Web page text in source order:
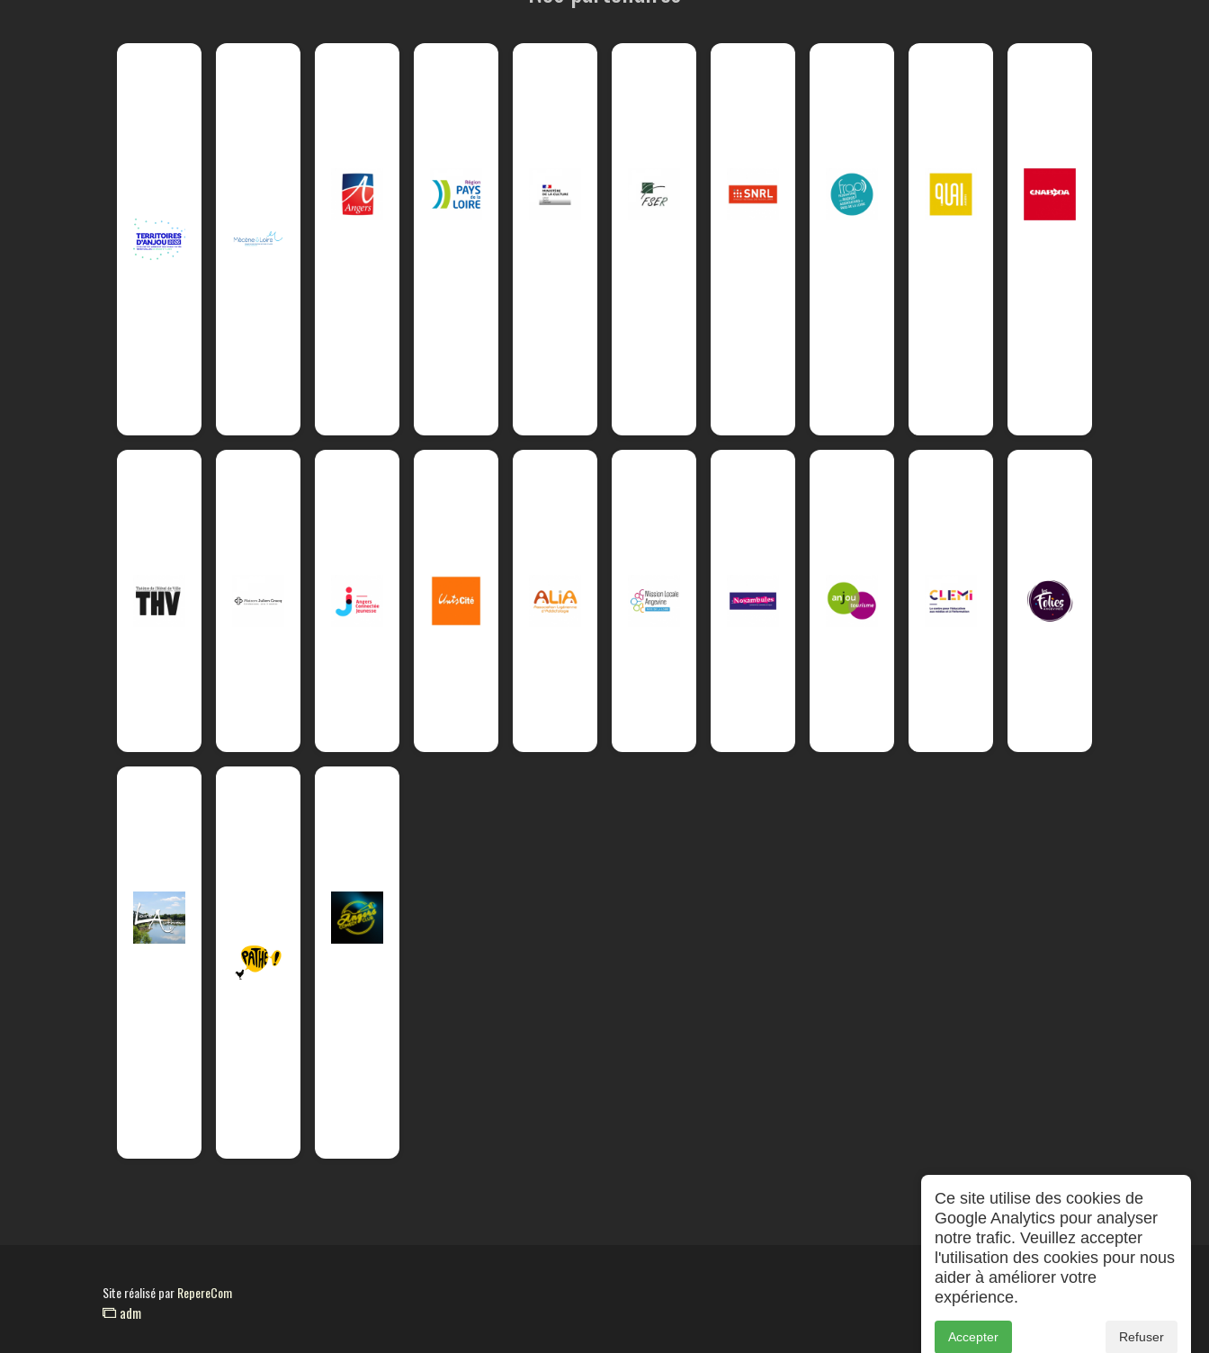
Site réalisé parRepereCom
adm
Ce site utilise des cookies de
Google Analytics pour analyser
notre trafic. Veuillez accepter
l'utilisation des cookies pour nous
aider à améliorer votre
expérience.
Accepter Refuser